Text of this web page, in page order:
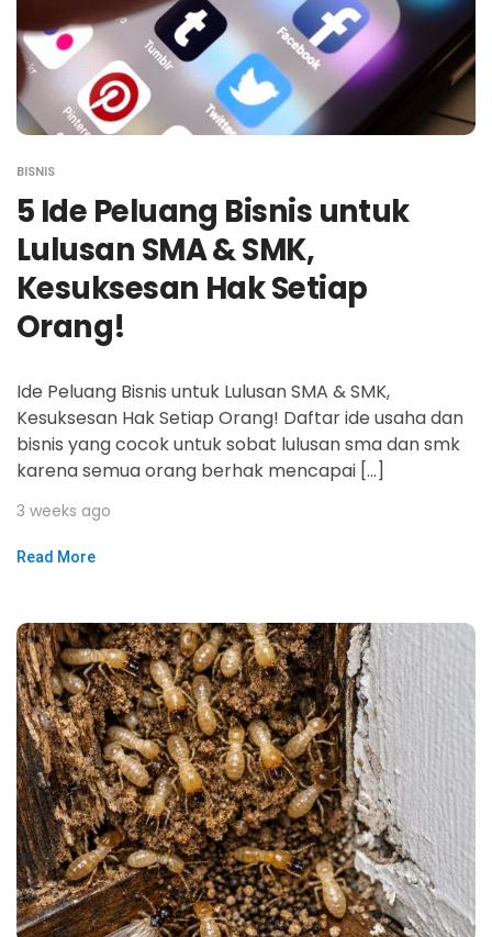
BISNIS
5 Ide Peluang Bisnis untuk
Lulusan SMA & SMK,
Kesuksesan Hak Setiap
Orang!
Ide Peluang Bisnis untuk Lulusan SMA & SMK,
Kesuksesan Hak Setiap Orang! Daftar ide usaha dan
bisnis yang cocok untuk sobat lulusan sma dan smk
karena semua orang berhak mencapai […]
3 weeks ago
Read More